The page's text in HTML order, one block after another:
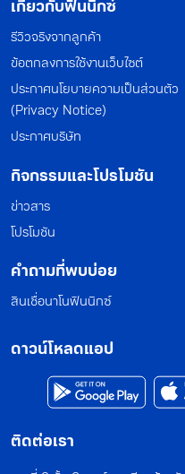
เกี่ยวกับฟินนิกซ์
รีวิวจริงจากลูกค้า
ข้อตกลงการใช้งานเว็บไซต์
ประกาศนโยบายความเป็นส่วนตัว
(Privacy Notice)
ประกาศบริษัท
กิจกรรมและโปรโมชัน
ข่าวสาร
โปรโมชัน
คำถามที่พบบ่อย
สินเชื่อนาโนฟินนิกซ์
ดาวน์โหลดแอป
ติดต่อเรา